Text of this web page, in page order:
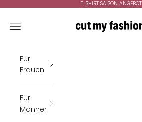
T-SHIRT SAISON ANGEBOT
cutmyfashion
Menü
Für
Frauen
Für
Männer